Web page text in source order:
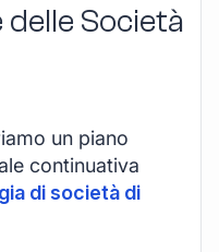
Società
un piano
continuativa
di società di